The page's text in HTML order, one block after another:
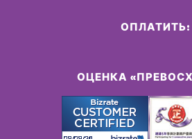
ОЦЕНКА
ОПЛАТИТЬ: